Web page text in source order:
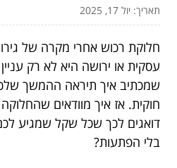
תאריך: יול 17, 2025
חלוקת רכוש אחרי מקרה של
עסקית או ירושה היא לא רק
שמכתיב איך תיראה ההמשך
חוקית. אז איך מוודאים
דואגים לכך שכל שקל שמגיע
בלי הפתעות?